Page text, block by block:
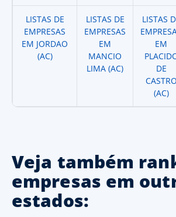
LISTAS DE
EMPRESAS
EM JORDAO
(AC)
LISTAS DE
EMPRESAS
EM
MANCIO
LIMA (AC)
LISTAS
EM
DE
CASTRO
(AC)
Veja também
empresas em
estados: